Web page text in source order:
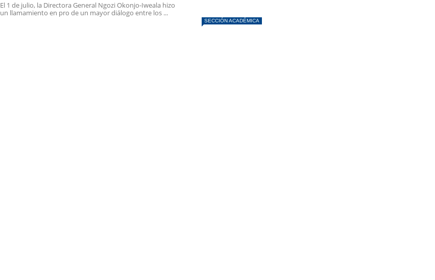
El 1 de julio, la Directora General Ngozi Okonjo-Iweala hizo
un llamamiento en pro de un mayor diálogo entre los ...
SECCIÓN ACADÉMICA